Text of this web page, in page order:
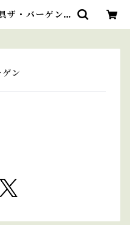
ザ・バーゲン |
ン